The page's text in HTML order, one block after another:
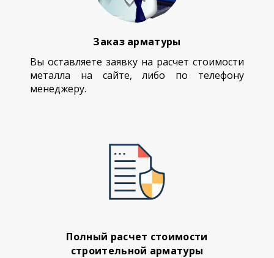
Заказ арматуры
Вы оставляете заявку на расчет стоимости
металла на сайте, либо по телефону
менеджеру.
Полный расчет стоимости
строительной арматуры